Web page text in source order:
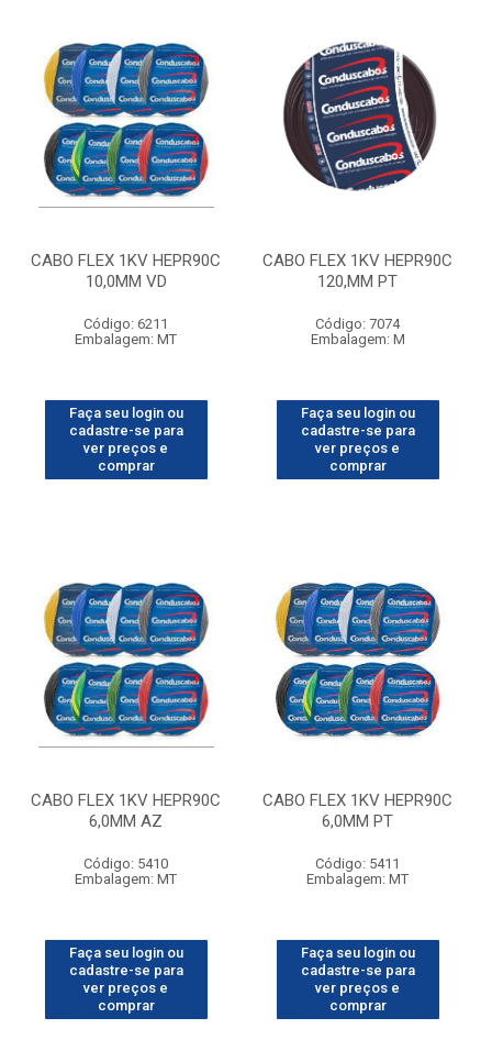
CABO FLEX 1KV HEPR90C
10,0MM VD
Código: 6211
Embalagem: MT
Faça seu login ou
cadastre-se para
ver preços e
comprar
CABO FLEX 1KV HEPR90C
120,MM PT
Código: 7074
Embalagem: M
Faça seu login ou
cadastre-se para
ver preços e
comprar
CABO FLEX 1KV HEPR90C
6,0MM AZ
Código: 5410
Embalagem: MT
Faça seu login ou
cadastre-se para
ver preços e
comprar
CABO FLEX 1KV HEPR90C
6,0MM PT
Código: 5411
Embalagem: MT
Faça seu login ou
cadastre-se para
ver preços e
comprar